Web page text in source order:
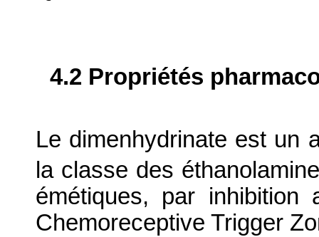
4.2 Propriétés
Le dimenhydrinate est un
la classe des
émétiques, par
Chemoreceptive Trigger